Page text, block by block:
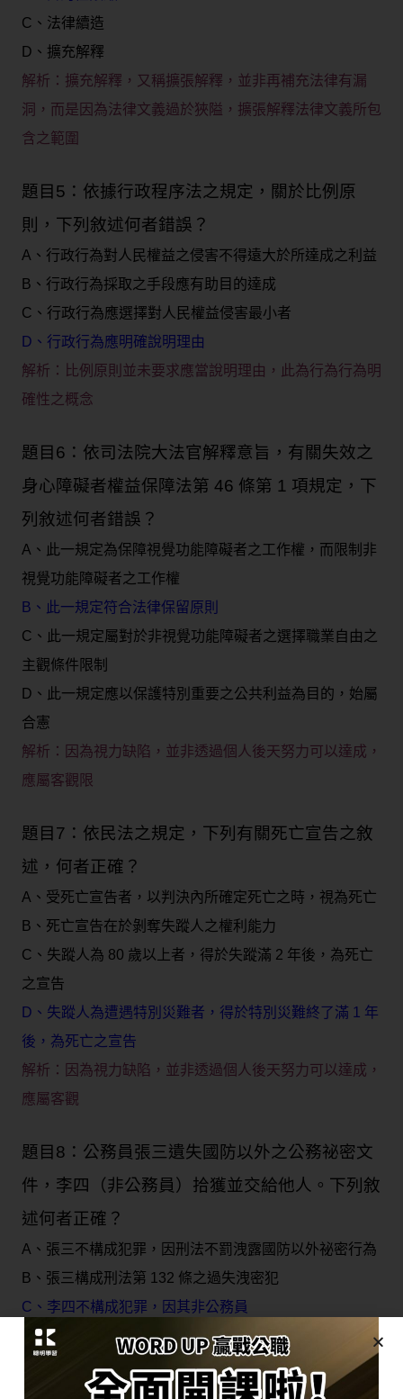
C、法律續造
D、擴充解釋
解析： 擴充解釋，又稱擴張解釋，並非再補充法律有漏
洞，而是因為法律文義過於狹隘，擴張解釋法律文義所包
含之範圍
題目5：依據行政程序法之規定，關於比例原
則，下列敘述何者錯誤？
A、行政行為對人民權益之侵害不得遠大於所達成之利益
B、行政行為採取之手段應有助目的達成
C、行政行為應選擇對人民權益侵害最小者
D、行政行為應明確說明理由
解析：
比例原則並未要求應當說明理由，此為行為行為明
確性之概念
題目6：依司法院大法官解釋意旨，有關失效之
身心障礙者權益保障法第 46 條第 1 項規定，下
列敘述何者錯誤？
A、此一規定為保障視覺功能障礙者之工作權，而限制非
視覺功能障礙者之工作權
B、此一規定符合法律保留原則
C、此一規定屬對於非視覺功能障礙者之選擇職業自由之
主觀條件限制
D、此一規定應以保護特別重要之公共利益為目的，始屬
合憲
解析： 因為視力缺陷，並非透過個人後天努力可以達成，
應屬客觀限
題目7：依民法之規定，下列有關死亡宣告之敘
述，何者正確？
A、受死亡宣告者，以判決內所確定死亡之時，視為死亡
B、死亡宣告在於剝奪失蹤人之權利能力
C、失蹤人為 80 歲以上者，得於失蹤滿 2 年後，為死亡
之宣告
D、失蹤人為遭遇特別災難者，得於特別災難終了滿 1 年
後，為死亡之宣告
解析： 因為視力缺陷，並非透過個人後天努力可以達成，
應屬客觀
題目8：公務員張三遺失國防以外之公務祕密文
件，李四（非公務員）拾獲並交給他人。下列敘
述何者正確？
A、張三不構成犯罪，因刑法不罰洩露國防以外祕密行為
B、張三構成刑法第 132 條之過失洩密犯
C、李四不構成犯罪，因其非公務員
D、李四構成刑法第 132 條幫助犯
A刑法第132條第1項處罰公務員洩漏國防以外秘密